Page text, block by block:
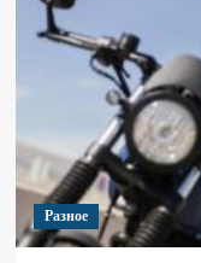
Разное